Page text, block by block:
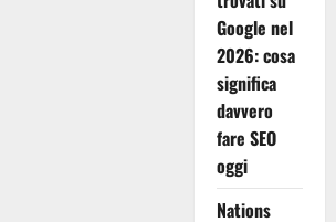
Google nel
2026: cosa
significa
davvero
fare SEO
oggi
Nations